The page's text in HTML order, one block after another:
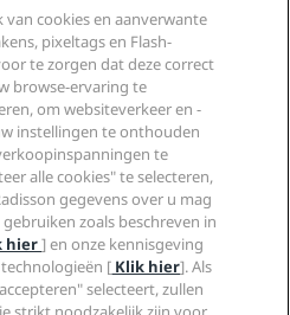
Radisson Rewards
slavernij
cookies en aanverwante
pixeltags en Flash-
te zorgen dat deze correct
browse-ervaring te
om websiteverkeer en -
instellingen te onthouden
te
alle cookies" te selecteren,
gegevens over u mag
zoals beschreven in
hier] en onze kennisgeving
[ Klik hier]. Als
selecteert, zullen